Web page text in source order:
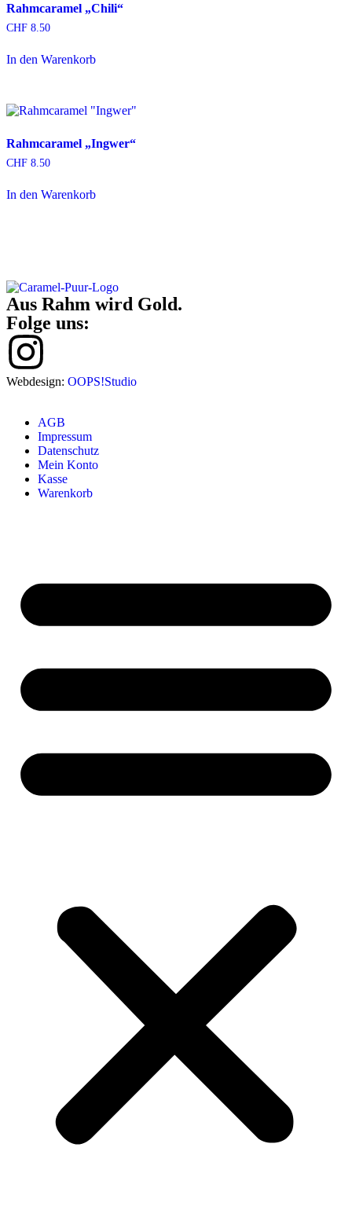
Rahmcaramel „Chili“
CHF 8.50
In den Warenkorb
Rahmcaramel „Ingwer“
CHF 8.50
In den Warenkorb
Aus Rahm wird Gold.
Folge uns:
Webdesign: OOPS!Studio
AGB
Impressum
Datenschutz
Mein Konto
Kasse
Warenkorb